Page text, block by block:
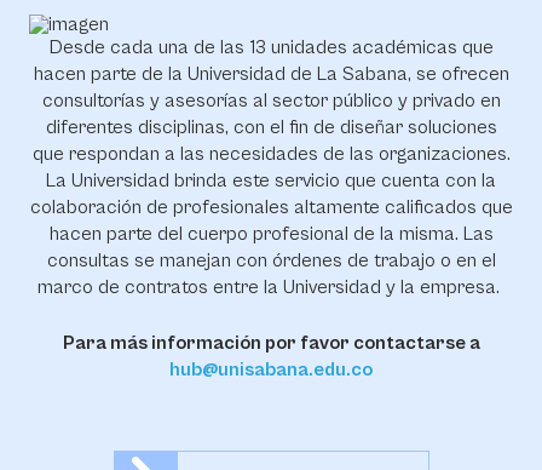
Desde cada una de las 13 unidades académicas que
hacen parte de la Universidad de La Sabana, se ofrecen
consultorías y asesorías al sector público y privado en
diferentes disciplinas, con el fin de diseñar soluciones
que respondan a las necesidades de las organizaciones.
La Universidad brinda este servicio que cuenta con la
colaboración de profesionales altamente calificados que
hacen parte del cuerpo profesional de la misma. Las
consultas se manejan con órdenes de trabajo o en el
marco de contratos entre la Universidad y la empresa.
Para más información por favor contactarse a
hub@unisabana.edu.co